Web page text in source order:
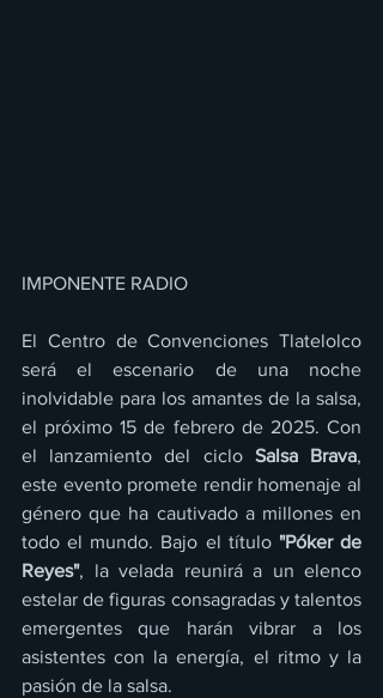
IMPONENTE RADIO
El Centro de Convenciones Tlatelolco
será el escenario de una noche
inolvidable para los amantes de la salsa,
el próximo 15 de febrero de 2025. Con
el lanzamiento del ciclo Salsa Brava,
este evento promete rendir homenaje al
género que ha cautivado a millones en
todo el mundo. Bajo el título "Póker de
Reyes", la velada reunirá a un elenco
estelar de figuras consagradas y talentos
emergentes que harán vibrar a los
asistentes con la energía, el ritmo y la
pasión de la salsa.